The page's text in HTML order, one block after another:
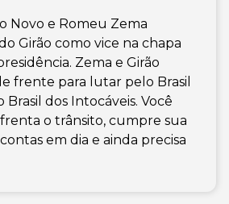
Novo e Romeu Zema
Girão como vice na chapa
Zema e Girão
frente para lutar pelo Brasil
dos Intocáveis. Você
o trânsito, cumpre sua
em dia e ainda precisa